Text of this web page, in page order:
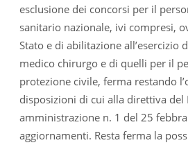
esclusione dei concorsi per il
sanitario nazionale, ivi compresi,
Stato e di abilitazione all’esercizio
medico chirurgo e di quelli per il
protezione civile, ferma restando
disposizioni di cui alla direttiva
amministrazione n. 1 del 25
aggiornamenti. Resta ferma la